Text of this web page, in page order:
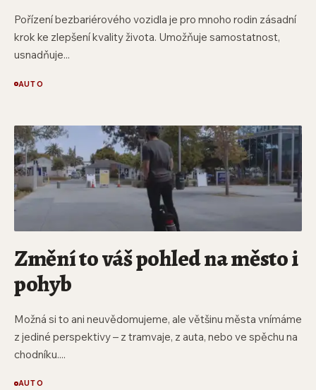
Pořízení bezbariérového vozidla je pro mnoho rodin zásadní
krok ke zlepšení kvality života. Umožňuje samostatnost,
usnadňuje...
AUTO
Změní to váš pohled na město i
pohyb
Možná si to ani neuvědomujeme, ale většinu města vnímáme
z jediné perspektivy – z tramvaje, z auta, nebo ve spěchu na
chodníku....
AUTO